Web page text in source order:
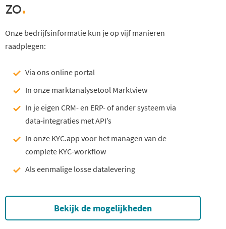
zo.
Onze bedrijfsinformatie kun je op vijf manieren
raadplegen:
Via ons online portal
In onze marktanalysetool Marktview
In je eigen CRM- en ERP- of ander systeem via
data-integraties met API’s
In onze KYC.app voor het managen van de
complete KYC-workflow
Als eenmalige losse datalevering
Bekijk de mogelijkheden